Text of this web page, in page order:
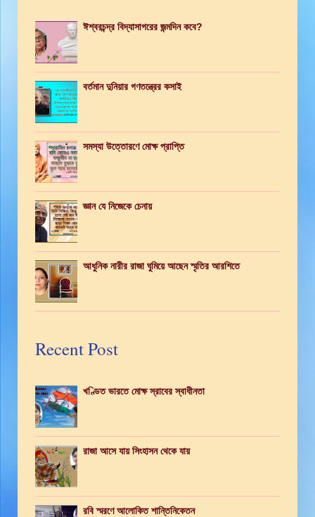
ঈশ্বরচন্দ্র বিদ্যাসাগরের জন্মদিন কবে?
বর্তমান দুনিয়ার গণতন্ত্রের কসাই
সমস্যা উত্তোরণে মোক্ষ প্রাপ্তি
জ্ঞান যে নিজেকে চেনায়
আধুনিক নারীর রাজা ঘুমিয়ে আছেন স্মৃতির আরশিতে
Recent Post
খণ্ডিত ভারতে মোক্ষ স্রাবের স্বাধীনতা
রাজা আসে যায় সিংহাসন থেকে যায়
রবি স্মরণে আলোকিত শান্তিনিকেতন